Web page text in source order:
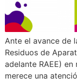
Ante el avance de
Residuos de
adelante RAEE)
merece una